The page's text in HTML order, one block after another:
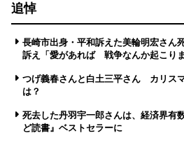
追悼
長崎市出身・平和訴えた美輪明宏さ
訴え「愛があれば 戦争なんか起こりま
つげ義春さんと白土三平さん カリス
は？
死去した丹羽宇一郎さんは、経済界
ど読書』ベストセラーに